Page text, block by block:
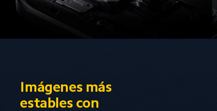
Imágenes más
estables con